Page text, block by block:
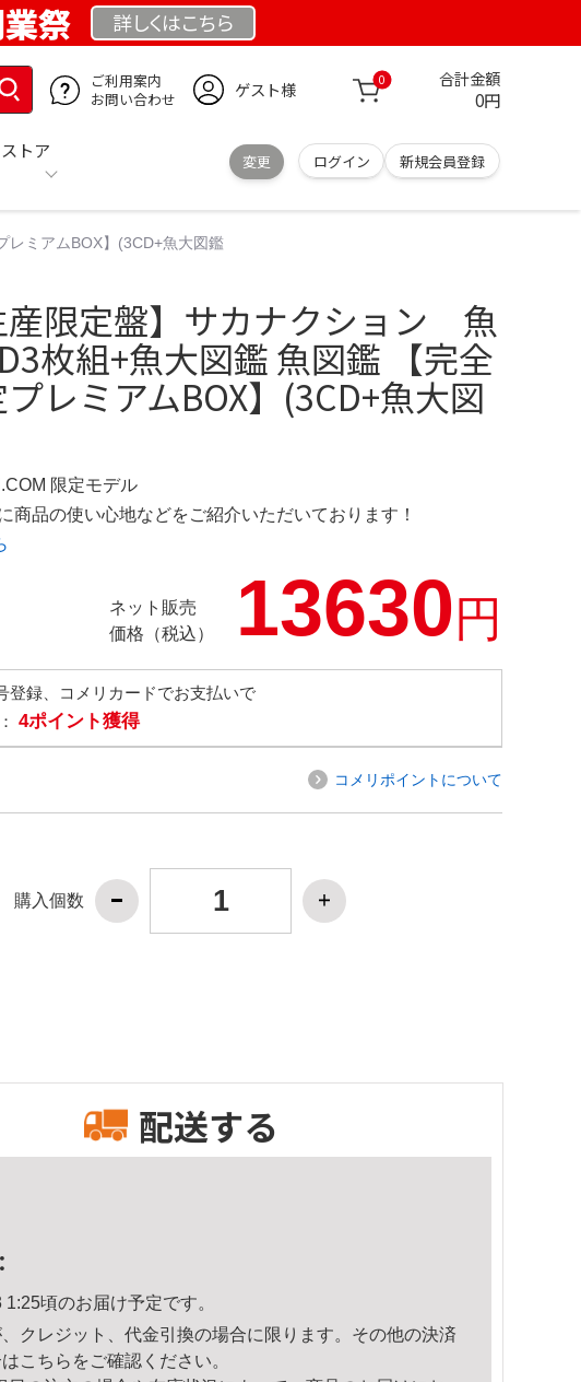
祭 詳しくはこちら
ご利用案内
お問い合わせ
ゲスト様 0 合計金額
0円
トア
変更 ログイン 新規会員登録
ミアムBOX】(3CD+魚大図鑑
産限定盤】サカナクション 魚
枚組+魚大図鑑 魚図鑑 【完全
レミアムBOX】(3CD+魚大図
限定モデル
商品の使い心地などをご紹介いただいております！
ネット販売
価格（税込）
13630円
登録、コメリカードでお支払いで
4ポイント獲得
コメリポイントについて
購入個数
配送する
頃のお届け予定です。
クレジット、代金引換の場合に限ります。その他の決済
こちら をご確認ください。